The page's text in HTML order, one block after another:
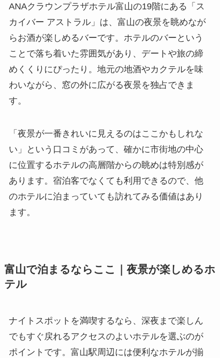
ANAクラウンプラザホテル富山の19階にある「ス
カイバー アストラル」は、富山の夜景を眺めなが
らお酒が楽しめるバーです。ホテルのバーという
ことで落ち着いた雰囲気があり、デートや旅の締
めくくりにぴったり。地元の地酒やカクテルを味
わいながら、窓の外に広がる夜景を独占できま
す。
「夜景が一番きれいに見えるのはここかもしれな
い」という口コミがあって、確かに市街地の中心
に位置するホテルの高層階からの眺めは特別感が
あります。宿泊客でなくても利用できるので、他
のホテルに泊まっていても訪れてみる価値はあり
ます。
富山で泊まるならここ｜夜景が楽しめるホ
テル
ナイトスポットを満喫するなら、深夜まで楽しん
でもすぐ戻れるアクセスのよいホテルを選ぶのが
ポイントです。富山駅周辺には便利なホテルが揃